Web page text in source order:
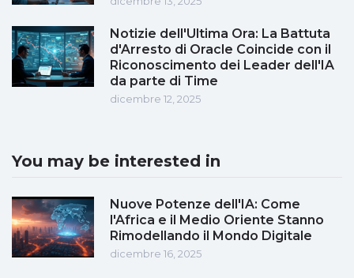
Notizie dell'Ultima Ora: La Battuta
d'Arresto di Oracle Coincide con il
Riconoscimento dei Leader dell'IA
da parte di Time
dicembre 12, 2025
You may be interested in
Nuove Potenze dell'IA: Come
l'Africa e il Medio Oriente Stanno
Rimodellando il Mondo Digitale
dicembre 16, 2025